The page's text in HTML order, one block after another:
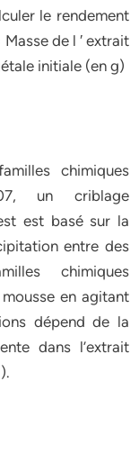
le rendement
de l ′ extrait
initiale (en g)
chimiques
un criblage
est basé sur la
entre des
chimiques
en agitant
dépend de la
dans l’extrait